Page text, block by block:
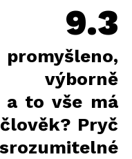
9.3
výborně
a to vše má
Pryč